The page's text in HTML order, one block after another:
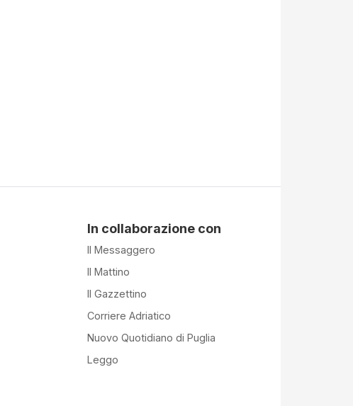
In collaborazione con
Il Messaggero
Il Mattino
Il Gazzettino
Corriere Adriatico
Nuovo Quotidiano di Puglia
Leggo